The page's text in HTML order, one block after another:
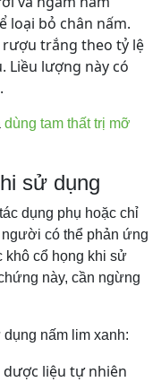
loại bỏ chân nấm.
rượu trắng theo tỷ lệ
Liều lượng này có
dùng tam thất trị mỡ
sử dụng
dụng phụ hoặc chỉ
người có thể phản ứng
khô cổ họng khi sử
này, cần ngừng
nấm lim xanh:
dược liệu tự nhiên